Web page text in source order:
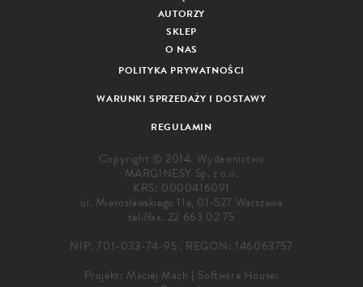
AUTORZY
SKLEP
O NAS
POLITYKA PRYWATNOŚCI
WARUNKI SPRZEDAŻY I DOSTAWY
REGULAMIN
Copyright © 2014. Wydawnictwo
MARGINESY Sp. z o.o.
KRS: 0000416091
ul. Mierosławskiego 11a, 01-527 Warszawa
tel./fax. 22 663 02 75
NIP: 701-033-74-95 , REGON: 146063757
Projekt: Maciej Mach | Software House: